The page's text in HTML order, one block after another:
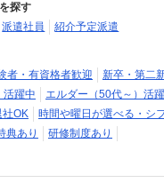
探す
派遣社員 紹介予定派遣
者・有資格者歓迎
新卒・第二
活躍中
エルダー（50代～）活
社OK
時間や曜日が選べる・シ
典あり
研修制度あり